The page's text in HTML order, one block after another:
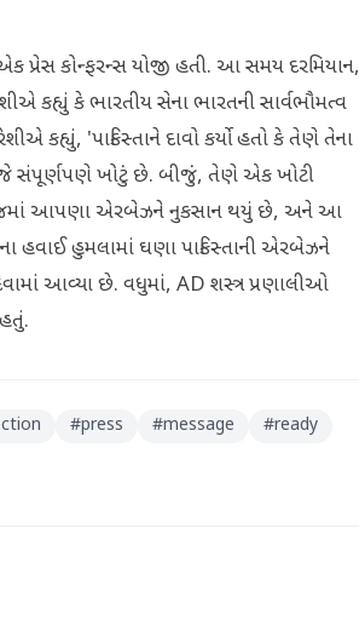
પ્રેસ કોન્ફરન્સ યોજી હતી. આ સમય દરમિયાન,
કહ્યું કે ભારતીય સેના ભારતની સાર્વભૌમત્વ
કહ્યું, 'પાકિસ્તાને દાવો કર્યો હતો કે તેણે તેના
જે સંપૂર્ણપણે ખોટું છે. બીજું, તેણે એક ખોટી
ભૂજમાં આપણા એરબેઝને નુકસાન થયું છે, અને આ
હવાઈ હુમલામાં ઘણા પાકિસ્તાની એરબેઝને
આવ્યા છે. વધુમાં, AD શસ્ત્ર પ્રણાલીઓ
#press #message #ready